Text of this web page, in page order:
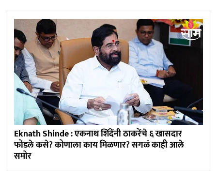
Eknath Shinde : एकनाथ शिंदेंनी ठाकरेंचे ६ खासदार
फोडले कसे? कोणाला काय मिळणार? सगळं काही आले
समोर